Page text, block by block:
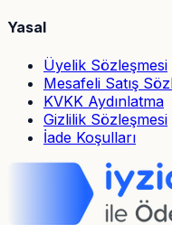
Yasal
Üyelik Sözleşmesi
Mesafeli Satış
KVKK Aydınlatma
Gizlilik Sözleşmesi
İade Koşulları